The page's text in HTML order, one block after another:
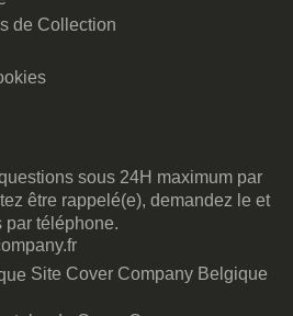
de Collection
sous 24H maximum par
être rappelé(e), demandez le et
par téléphone.
Site Cover Company Belgique